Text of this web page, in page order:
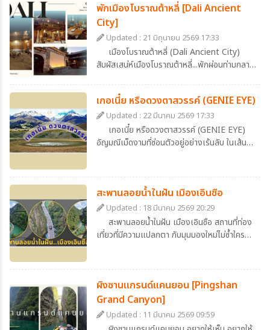
พักเมืองโบราณต้าหลี่ [Dali Ancient
City]
Updated : 21 มิถุนายน 2569 17:33
เมืองโบราณต้าหลี่ (Dali Ancient City)
สัมผัสเสน่ห์เมืองโบราณต้าหลี่...พักผ่อนท่ามกลาง
เกอเนี๋ย หรือดวงตาสวรรค์ (GENIE EYE)
Updated : 22 มีนาคม 2569 17:33
เกอเนี๋ย หรือดวงตาสวรรค์ (GENIE EYE)
อัญมณีเม็ดงามที่ซ่อนตัวอยู่อย่างเร้นลับ ในเส้น
สะพานลอยน้ำในฝัน เมืองเอินซือ
Updated : 18 มีนาคม 2569 20:29
สะพานลอยน้ำในฝัน เมืองเอินซือ สถานที่ท่อง
เที่ยวที่มีความแปลกตา กับมุมมองใหม่ไม่ซ้ำใคร
เหนือผิวน้ำ สีเขียวหยกที่ใสราวกับกระจก โอบล้อม
ไปด้วยภูเขาหินปูนสูงตระหง่าน และอุดมไปด้วย
ความเขียวชอุ่มของต้นไม้นานาพรรณ ถนนสายนี้
เมื่อเรามองจากมุมสูง จะเห็นสีของถนนเป็นสีขาว
รูปร่างคดเคี้ยวไปมาตัดกับสีเขียวของน้ำทะเลสาป
ผิงซานแกรนด์แคนยอน [Pingshan
Grand Canyon]
Updated : 11 มีนาคม 2569 09:59